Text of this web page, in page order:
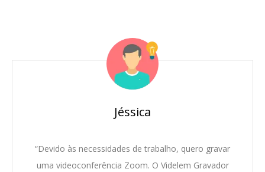
Jéssica
“Devido às necessidades de trabalho, quero gravar
uma videoconferência Zoom. O Videlem Gravador